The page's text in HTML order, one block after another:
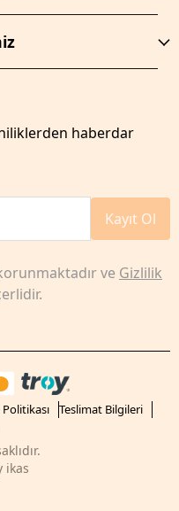
haberdar
Kayıt Ol
ve Gizlilik
Teslimat Bilgileri
ikas